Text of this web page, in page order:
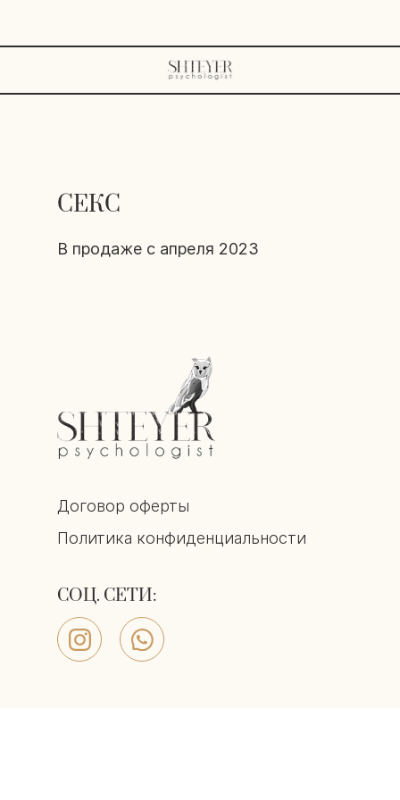
СЕКС
В продаже с апреля 2023
Договор оферты
Политика конфиденциальности
СОЦ. СЕТИ: